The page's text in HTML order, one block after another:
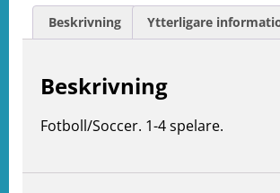
Beskrivning Ytterligare
Beskrivning
Fotboll/Soccer. 1-4 spelare.